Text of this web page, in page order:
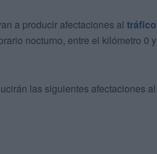
a producir afectaciones al tráfico
nocturno, entre el kilómetro 0 y
las siguientes afectaciones al